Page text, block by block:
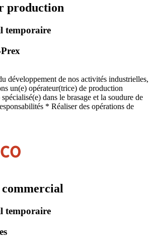
production
temporaire
développement de nos activités industrielles,
un(e) opérateur(trice) de production
dans le brasage et la soudure de
* Réaliser des opérations de
commercial
temporaire